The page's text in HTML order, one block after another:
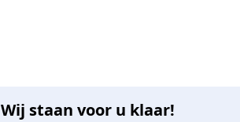
staan voor u klaar!